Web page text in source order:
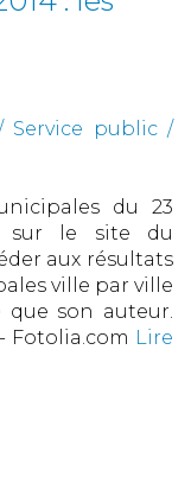
Service public /
du 23
sur le site du
aux résultats
ville par ville
son auteur.
Fotolia.com Lire